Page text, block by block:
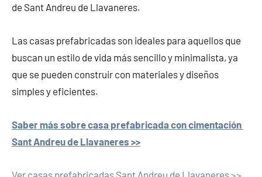
de Sant Andreu de Llavaneres.
Las casas prefabricadas son ideales para aquellos que
buscan un estilo de vida más sencillo y minimalista, ya
que se pueden construir con materiales y diseños
simples y eficientes.
Saber más sobre casa prefabricada con cimentación
Sant Andreu de Llavaneres >>